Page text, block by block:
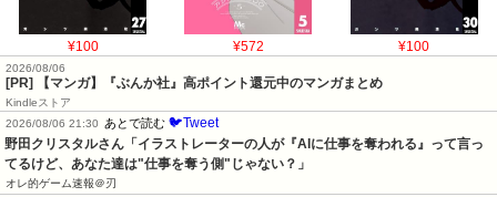
¥100 ¥572 ¥100
2026/08/06
[PR] 【マンガ】『ぶんか社』高ポイント還元中のマンガまとめ
Kindleストア
2026/08/06 21:30
あとで読む 🐦Tweet
野田クリスタルさん「イラストレーターの人が『AIに仕事を奪われる』って言っ
てるけど、あなた達は"仕事を奪う側"じゃない？」
オレ的ゲーム速報＠刃